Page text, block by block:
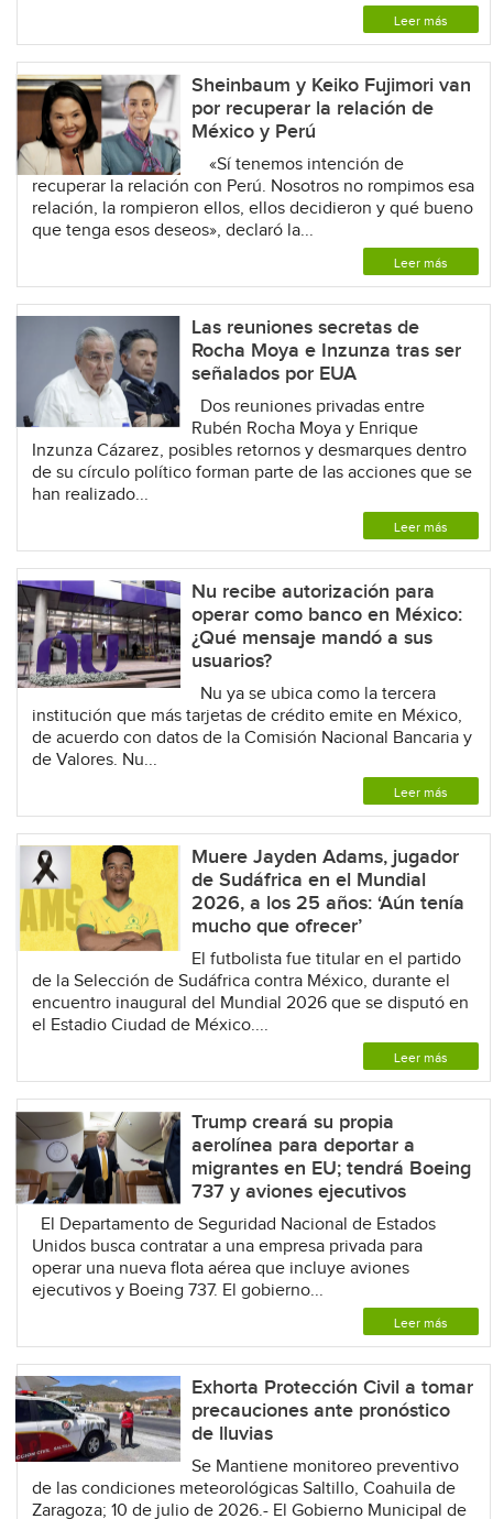
Leer más
Sheinbaum y Keiko Fujimori van
por recuperar la relación de
México y Perú
«Sí tenemos intención de
recuperar la relación con Perú. Nosotros no rompimos esa
relación, la rompieron ellos, ellos decidieron y qué bueno
que tenga esos deseos», declaró la...
Leer más
Las reuniones secretas de
Rocha Moya e Inzunza tras ser
señalados por EUA
Dos reuniones privadas entre
Rubén Rocha Moya y Enrique
Inzunza Cázarez, posibles retornos y desmarques dentro
de su círculo político forman parte de las acciones que se
han realizado...
Leer más
Nu recibe autorización para
operar como banco en México:
¿Qué mensaje mandó a sus
usuarios?
Nu ya se ubica como la tercera
institución que más tarjetas de crédito emite en México,
de acuerdo con datos de la Comisión Nacional Bancaria y
de Valores. Nu...
Leer más
Muere Jayden Adams, jugador
de Sudáfrica en el Mundial
2026, a los 25 años: ‘Aún tenía
mucho que ofrecer’
El futbolista fue titular en el partido
de la Selección de Sudáfrica contra México, durante el
encuentro inaugural del Mundial 2026 que se disputó en
el Estadio Ciudad de México....
Leer más
Trump creará su propia
aerolínea para deportar a
migrantes en EU; tendrá Boeing
737 y aviones ejecutivos
El Departamento de Seguridad Nacional de Estados
Unidos busca contratar a una empresa privada para
operar una nueva flota aérea que incluye aviones
ejecutivos y Boeing 737. El gobierno...
Leer más
Exhorta Protección Civil a tomar
precauciones ante pronóstico
de lluvias
Se Mantiene monitoreo preventivo
de las condiciones meteorológicas Saltillo, Coahuila de
Zaragoza; 10 de julio de 2026.- El Gobierno Municipal de